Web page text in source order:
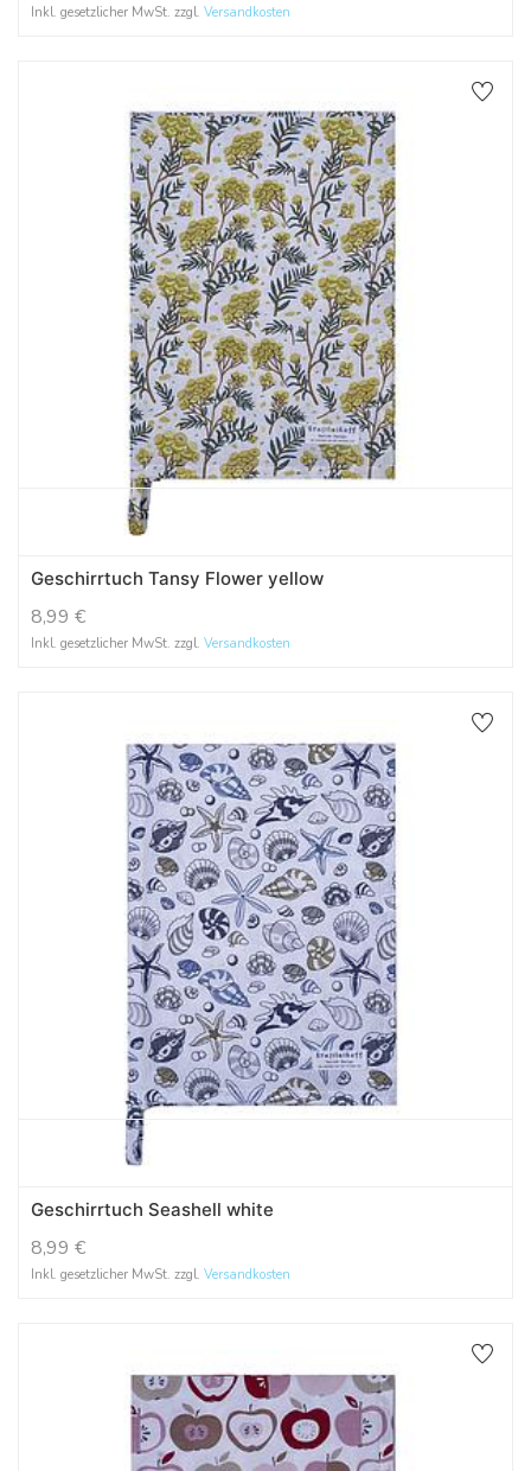
Inkl. gesetzlicher MwSt. zzgl. Versandkosten
Geschirrtuch Tansy Flower yellow
8,99 €
Inkl. gesetzlicher MwSt. zzgl. Versandkosten
Geschirrtuch Seashell white
8,99 €
Inkl. gesetzlicher MwSt. zzgl. Versandkosten